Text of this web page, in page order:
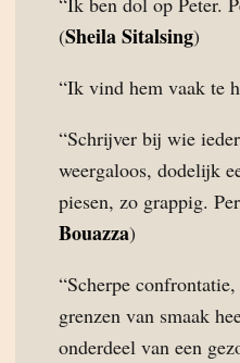
(Sheila Sitalsing)
“Ik vind hem vaak te
“Schrijver bij wie
weergaloos, dodelijk
piesen, zo grappig.
Bouazza)
“Scherpe
grenzen van smaak
onderdeel van een